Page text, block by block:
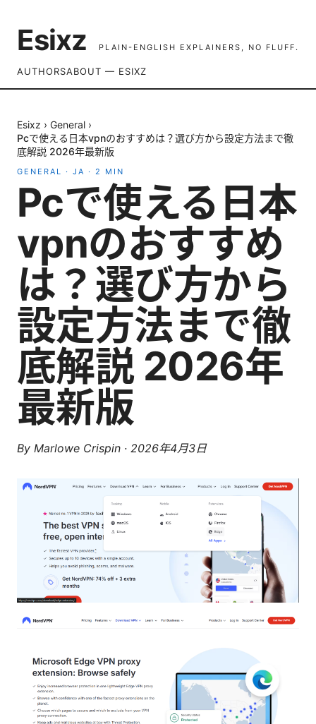
Esixz PLAIN-ENGLISH EXPLAINERS, NO FLUFF.
AUTHORSABOUT — ESIXZ
Esixz › General ›
Pcで使える日本vpnのおすすめは？選び方から設定方法まで徹
底解説 2026年最新版
GENERAL · JA · 2 MIN
Pcで使える日本
vpnのおすすめ
は？選び方から
設定方法まで徹
底解説 2026年
最新版
By Marlowe Crispin · 2026年4月3日